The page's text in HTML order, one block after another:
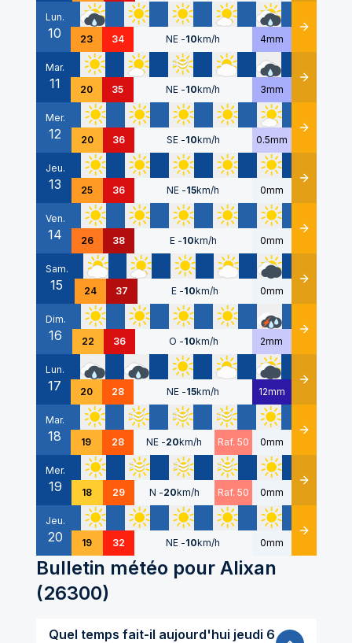
Lun.
10 23 34 NE -10km/h 4mm Détails
Mar.
11 20 35 NE -10km/h 3mm Détails
Mer.
12 20 36 SE -10km/h 0.5mm Détails
Jeu.
13 25 36 NE -15km/h 0mm Détails
Ven.
14 26 38 E -10km/h 0mm Détails
Sam.
15 24 37 E -10km/h 0mm Détails
Dim.
16 22 36 O -10km/h 2mm Détails
Lun.
17 20 28 NE -15km/h 12mm Détails
Mar.
18 19 28 NE -20km/h Raf. 50 0mm Détails
Mer.
19 18 29 N -20km/h Raf. 50 0mm Détails
Jeu.
20 19 32 NE -10km/h 0mm Détails
Bulletin météo pour Alixan
(26300)
Quel temps fait-il aujourd'hui jeudi 6